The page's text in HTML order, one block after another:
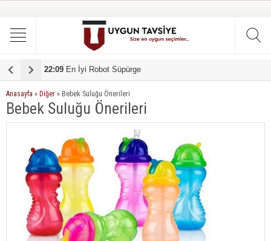
22:09 En İyi Robot Süpürge
19:51 En iyi çamaşır makinesi tavsiye
Anasayfa » Diğer » Bebek Suluğu Önerileri
Bebek Suluğu Önerileri